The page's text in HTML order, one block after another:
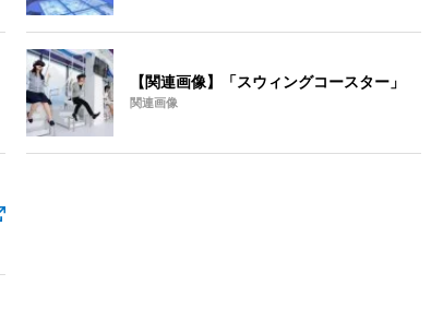
【関連画像】「スウィングコースター」
関連画像